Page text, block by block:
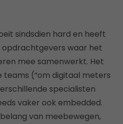
sindsdien hard en heeft
opdrachtgevers waar het
mee samenwerkt. Het
(“om digitaal meters
specialisten
vaker ook embedded.
van meebewegen,